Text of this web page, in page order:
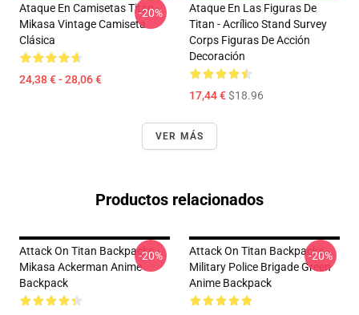
Ataque En Camisetas Titan -
Mikasa Vintage Camiseta
Clásica
24,38 € - 28,06 €
-20%
Ataque En Las Figuras De
Titan - Acrílico Stand Survey
Corps Figuras De Acción
Decoración
17,44 €$18.96
VER MÁS
Productos relacionados
Attack On Titan Backpacks -
Mikasa Ackerman Anime
Backpack
-20%
Attack On Titan Backpacks -
Military Police Brigade Green
Anime Backpack
-20%